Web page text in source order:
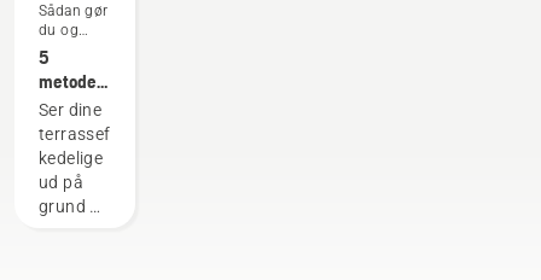
Sådan gør
du og
vejledninger
5
metoder
til
effektiv
rengøring
af
terrassefliser
Ser dine
terrassefliser
kedelige
ud på
grund af